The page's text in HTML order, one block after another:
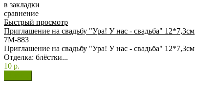
в закладки
сравнение
Быстрый просмотр
Приглашение на свадьбу "Ура! У нас - свадьба" 12*7,3см
7М-883
Приглашение на свадьбу "Ура! У нас - свадьба" 12*7,3см
Отделка: блёстки...
10 р.